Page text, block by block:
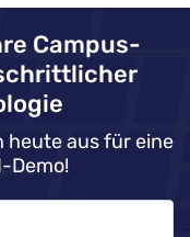
Campus-
heute aus für eine
Demo!